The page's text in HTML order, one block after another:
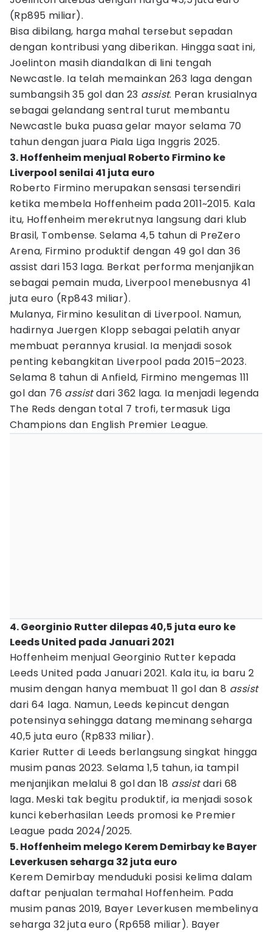
(Rp895 miliar).
Bisa dibilang, harga mahal tersebut sepadan
dengan kontribusi yang diberikan. Hingga saat ini,
Joelinton masih diandalkan di lini tengah
Newcastle. Ia telah memainkan 263 laga dengan
sumbangsih 35 gol dan 23 assist. Peran krusialnya
sebagai gelandang sentral turut membantu
Newcastle buka puasa gelar mayor selama 70
tahun dengan juara Piala Liga Inggris 2025.
3. Hoffenheim menjual Roberto Firmino ke
Liverpool senilai 41 juta euro
Roberto Firmino merupakan sensasi tersendiri
ketika membela Hoffenheim pada 2011~2015. Kala
itu, Hoffenheim merekrutnya langsung dari klub
Brasil, Tombense. Selama 4,5 tahun di PreZero
Arena, Firmino produktif dengan 49 gol dan 36
assist dari 153 laga. Berkat performa menjanjikan
sebagai pemain muda, Liverpool menebusnya 41
juta euro (Rp843 miliar).
Mulanya, Firmino kesulitan di Liverpool. Namun,
hadirnya Juergen Klopp sebagai pelatih anyar
membuat perannya krusial. Ia menjadi sosok
penting kebangkitan Liverpool pada 2015–2023.
Selama 8 tahun di Anfield, Firmino mengemas 111
gol dan 76 assistdari 362 laga. Ia menjadi legenda
The Reds dengan total 7 trofi, termasuk Liga
Champions dan English Premier League.
4. Georginio Rutter dilepas 40,5 juta euro ke
Leeds United pada Januari 2021
Hoffenheim menjual Georginio Rutter kepada
Leeds United pada Januari 2021. Kala itu, ia baru 2
musim dengan hanya membuat 11 gol dan 8 assist
dari 64 laga. Namun, Leeds kepincut dengan
potensinya sehingga datang meminang seharga
40,5 juta euro (Rp833 miliar).
Karier Rutter di Leeds berlangsung singkat hingga
musim panas 2023. Selama 1,5 tahun, ia tampil
menjanjikan melalui 8 gol dan 18 assistdari 68
laga. Meski tak begitu produktif, ia menjadi sosok
kunci keberhasilan Leeds promosi ke Premier
League pada 2024/2025.
5. Hoffenheim melego Kerem Demirbay ke Bayer
Leverkusen seharga 32 juta euro
Kerem Demirbay menduduki posisi kelima dalam
daftar penjualan termahal Hoffenheim. Pada
musim panas 2019, Bayer Leverkusen membelinya
seharga 32 juta euro (Rp658 miliar). Bayer